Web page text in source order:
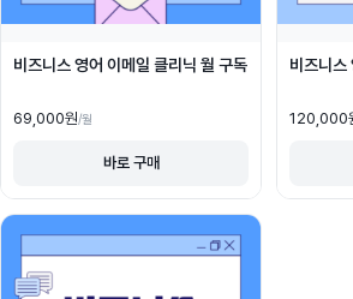
비즈니스 영어 이메일 클리닉 월 구독
69,000원/월
바로 구매
비즈니스
120,000